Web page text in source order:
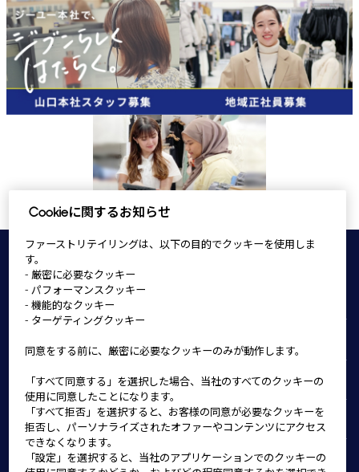
TOP
GUが求める人物像
仕事紹介
販売関連業務
マネジメント業務
Cookieに関するお知らせ
ファーストリテイリングは、以下の目的でクッキーを使用しま
す。
- 厳密に必要なクッキー
- パフォーマンスクッキー
- 機能的なクッキー
- ターゲティングクッキー
同意をする前に、厳密に必要なクッキーのみが動作します。
「すべて同意する」を選択した場合、当社のすべてのクッキーの
使用に同意したことになります。
「すべて拒否」を選択すると、お客様の同意が必要なクッキーを
拒否し、パーソナライズされたオファーやコンテンツにアクセス
できなくなります。
「設定」を選択すると、当社のアプリケーションでのクッキーの